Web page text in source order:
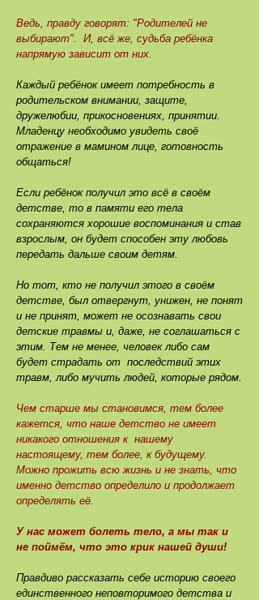
Ведь, правду говорят: "Родителей не
выбирают". И, всё же, судьба ребёнка
напрямую зависит от них.
Каждый ребёнок имеет потребность в
родительском внимании, защите,
дружелюбии, прикосновениях, принятии.
Младенцу необходимо увидеть своё
отражение в мамином лице, готовность
общаться!
Если ребёнок получил это всё в своём
детстве, то в памяти его тела
сохраняются хорошие воспоминания и став
взрослым, он будет способен эту любовь
передать дальше своим детям.
Но тот, кто не получил этого в своём
детстве, был отвергнут, унижен, не понят
и не принят, может не осознавать свои
детские травмы и, даже, не соглашаться с
этим. Тем не менее, человек либо сам
будет страдать от последствий этих
травм, либо мучить людей, которые рядом.
Чем старше мы становимся, тем более
кажется, что наше детство не имеет
никакого отношения к нашему
настоящему, тем более, к будущему.
Можно прожить всю жизнь и не знать, что
именно детство определило и продолжает
определять её.
У нас может болеть тело, а мы так и
не поймём, что это крик нашей души!
Правдиво рассказать себе историю своего
единственного неповторимого детства и